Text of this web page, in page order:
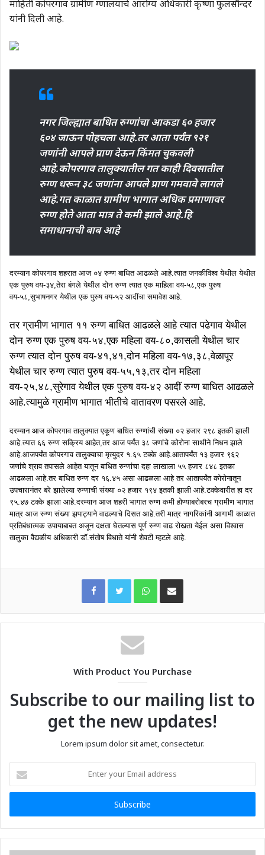
माहिती कोपरगाव ग्रामीण रुग्णालयाचे आरोग्य अधिकारी कृष्णा फुलसौन्दर
यांनी दिली आहे.
नगर जिल्ह्यात बाधित रुग्णांचा आकडा ६० हजार
६०४ जाऊन पोहचला आहे.तर आता पर्यंत ९२१
जणांनी आपले प्राण देऊन किंमत चुकवली
आहे.कोपरगाव तालुक्यातील गत काही दिवसातील
रुग्ण धरून ३८ जणांना आपले प्राण गमवावे लागले
आहे.गत काळात ग्रामीण भागात अधिक प्रमाणावर
रुग्ण होते आता मात्र ते कमी झाले आहे.हि
समाधानाची बाब आहे
दरम्यान कोपरगाव शहरात आज ०४ रुग्ण बाधित आढळले आहे.त्यात जनकीविश्व येथील येथील
एक पुरुष वय-३४,तेरा बंगले येथील दोन रुग्ण त्यात एक माहिला वय-५८,एक पुरुष
वय-५८,सुभाषनगर येथील एक पुरुष वय-५२ आदींचा समावेश आहे.
तर ग्रामीण भागात ११ रुग्ण बाधित आढळले आहे त्यात पढेगाव येथील
दोन रुग्ण एक पुरुष वय-५४,एक महिला वय-८०,कासली येथील चार
रुग्ण त्यात दोन पुरुष वय-४१,४१,दोन महिला वय-१७,३८,वेळापूर
येथील चार रुग्ण त्यात पुरुष वय-५५,१३,तर दोन महिला
वय-२५,४८,सुरेगाव येथील एक पुरुष वय-४२ आदीं रुग्ण बाधित आढळले
आहे.त्यामुळे ग्रामीण भागात भीतीचे वातावरण पसरले आहे.
दरम्यान आज कोपरगाव तालुक्यात एकूण बाधित रुग्णांची संख्या ०२ हजार २९८ इतकी झाली
आहे.त्यात ६६ रुग्ण सक्रिय आहेत,तर आज पर्यंत ३८ जणांचे कोरोना साथीने निधन झाले
आहे.आजपर्यंत कोपरगाव तालुक्याचा मृत्युदर १.६५ टक्के आहे.आतापर्यंत १३ हजार ९६२
जणांचे श्राव तपासले आहेत यातून बाधित रुग्णांचा दहा लाखाला ५५ हजार ८४८ इतका
आढळला आहे.तर बाधित रुग्ण दर १६.४५ असा आढळला आहे तर आतापर्यंत कोरोनातून
उपचारानंतर बरे झालेल्या रुग्णाची संख्या ०२ हजार १९४ इतकी झाली आहे.टक्केवारीत हा दर
९५.४७ टक्के झाला आहे.दरम्यान आज शहरी भागात रुग्ण कमी होण्याबरोबरच ग्रामीण भागात
मात्र आज रुग्ण संख्या झपाट्याने वाढल्याचे दिसत आहे.तरी मात्र नागरिकांनी आगामी काळात
प्रतिबंधात्मक उपायाबाबत अजून दक्षता घेतल्यास पूर्ण रुग्ण वाढ रोखता येईल असा विश्वास
तालुका वैद्यकीय अधिकारी डॉ.संतोष विधाते यांनी शेवटी म्हटले आहे.
WhatsAppShare via Email
With Product You Purchase
Subscribe to our mailing list to
get the new updates!
Lorem ipsum dolor sit amet, consectetur.
your
Email